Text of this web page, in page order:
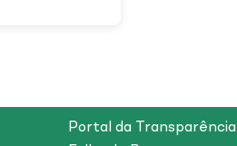
Portal da Transparência